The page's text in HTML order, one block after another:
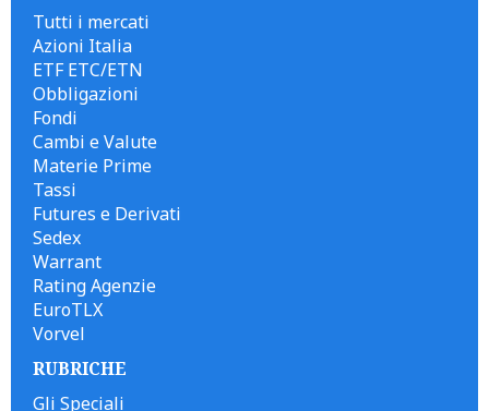
Tutti i mercati
Azioni Italia
ETF ETC/ETN
Obbligazioni
Fondi
Cambi e Valute
Materie Prime
Tassi
Futures e Derivati
Sedex
Warrant
Rating Agenzie
EuroTLX
Vorvel
RUBRICHE
Gli Speciali